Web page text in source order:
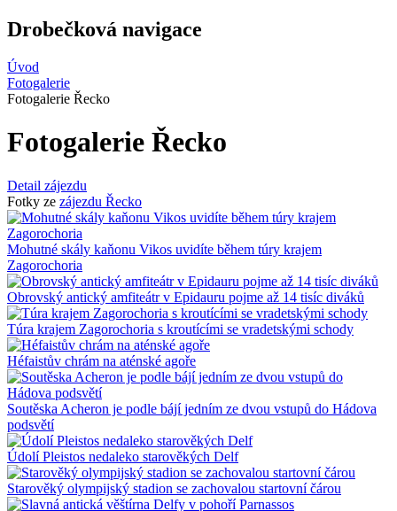
Drobečková navigace
Úvod
Fotogalerie
Fotogalerie Řecko
Fotogalerie Řecko
Detail zájezdu
Fotky ze zájezdu Řecko
Mohutné skály kaňonu Vikos uvidíte během túry krajem
Zagorochoria
Obrovský antický amfiteátr v Epidauru pojme až 14 tisíc diváků
Túra krajem Zagorochoria s kroutícími se vradetskými schody
Héfaistův chrám na aténské agoře
Soutěska Acheron je podle bájí jedním ze dvou vstupů do Hádova
podsvětí
Údolí Pleistos nedaleko starověkých Delf
Starověký olympijský stadion se zachovalou startovní čárou